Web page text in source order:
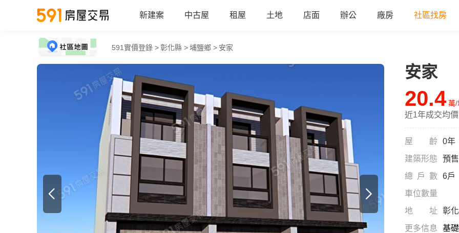
新建案 中古屋 租屋 土地 店面 辦公 廠房 社區找房
591實價登錄 >彰化縣 >埔鹽鄉 > 安家
all
安家
20.4 萬/
近1年成交均價
屋齡
0年
建築形態
預
總戶數 6戶
車位數量
地址
彰
更多信息
基